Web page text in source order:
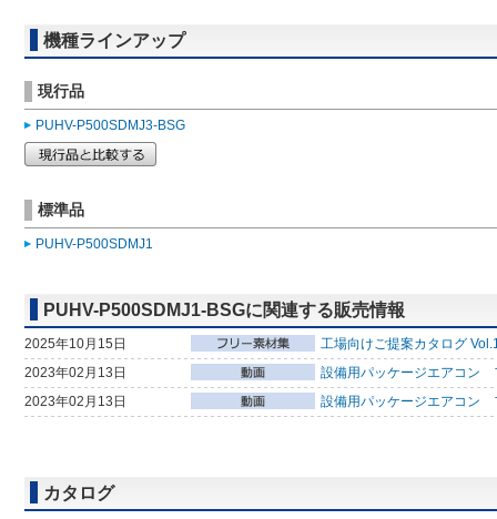
機種ラインアップ
現行品
PUHV-P500SDMJ3-BSG
標準品
PUHV-P500SDMJ1
PUHV-P500SDMJ1-BSGに関連する販売情報
2025年10月15日
工場向けご提案カタログ
2023年02月13日
設備用パッケージエアコン
2023年02月13日
設備用パッケージエアコ
カタログ